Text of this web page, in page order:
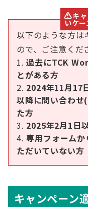
キ
いケー
以下のような方は
ので、ご注意くだ
過去にTCK
とがある方
2024年11月17
以降に問い合わ
た方
2025年2月1日
専用フォーム
ただいていない方
キャンペーン